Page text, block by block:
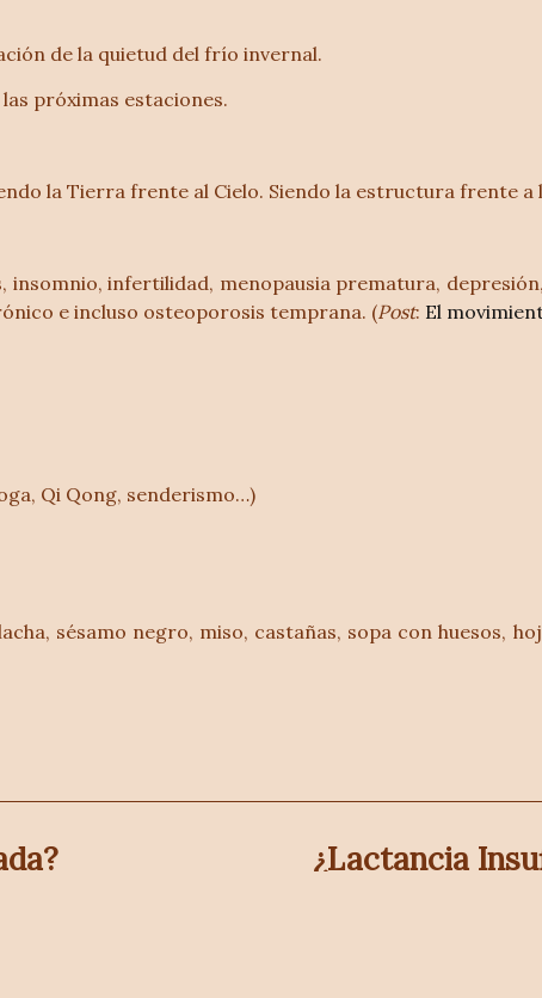
de la quietud del frío invernal.
próximas estaciones.
la Tierra frente al Cielo. Siendo la estructura frente a
insomnio, infertilidad, menopausia prematura,
e incluso osteoporosis temprana. (Post: El
Qi Qong, senderismo…)
sésamo negro, miso, castañas, sopa con huesos,
¿Lactancia